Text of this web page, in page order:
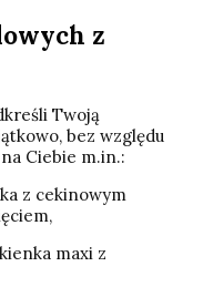
z
Twoją
bez względu
Ciebie m.in.:
z cekinowym
maxi z